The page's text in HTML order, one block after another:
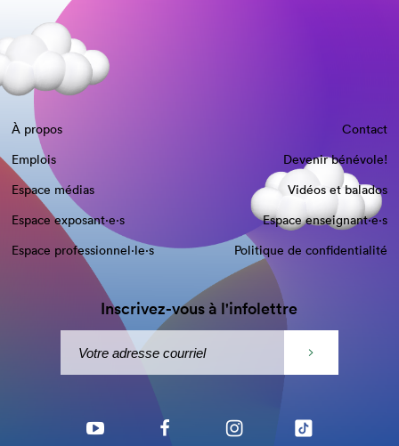
À propos
Contact
Emplois
Devenir bénévole!
Espace médias
Vidéos et balados
Espace exposant·e⋅s
Espace enseignant·e⋅s
Espace professionnel·le⋅s
Politique de confidentialité
Inscrivez-vous à l'infolettre